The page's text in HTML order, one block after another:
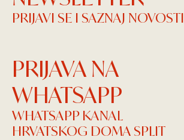
PRIJAVI SE I SAZNAJ NOVOSTI
PRIJAVA NA
WHATSAPP
WHATSAPP KANAL
HRVATSKOG DOMA SPLIT